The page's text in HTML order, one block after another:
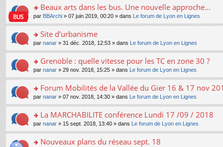
nt
s
ré
c
e
nt
le
pl
u
s
ré
c
e
nt
n
n
le
pl
u
s
ré
c
e
nt
a
g
e
n
n
le
pl
u
s
ré
c
e
nt
m
e
s
a
g
e
n
n
le
pl
u
s
ré
c
e
nt
s
ult
er
le
m
e
s
a
g
e
n
n
le
pl
u
s
o
n
s
ult
er
le
m
e
s
a
g
e
n
n
le
Beaux arts dans les bus. Une nouvelle approche...
par BBArchi » 07 juin 2019, 00:20 » dans Le forum de Lyon en Lignes
o
n
s
ult
er
le
m
e
s
a
g
e
n
Site d'urbanisme
par nanar » 31 déc. 2018, 12:53 » dans Le forum de Lyon en Lignes
o
n
s
ult
er
le
m
e
s
a
Grenoble : quelle vitesse pour les TC en zone 30 ?
par nanar » 29 nov. 2018, 15:25 » dans Le forum de Lyon en Lignes
o
n
s
ult
er
le
m
Forum Mobilités de la Vallée du Gier 16 & 17 nov
par nanar » 07 nov. 2018, 14:30 » dans Le forum de Lyon en Lignes
o
n
s
La MARCHABILITE conférence Lundi 17 /09 / 2018
par nanar » 15 sept. 2018, 13:40 » dans Le forum de Lyon en Lignes
Nouveaux plans du réseau sept. 18